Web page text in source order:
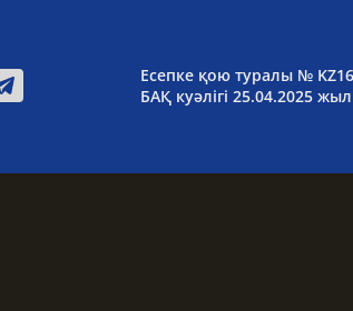
Есепке қою туралы №
БАҚ куәлігі 25.04.2025